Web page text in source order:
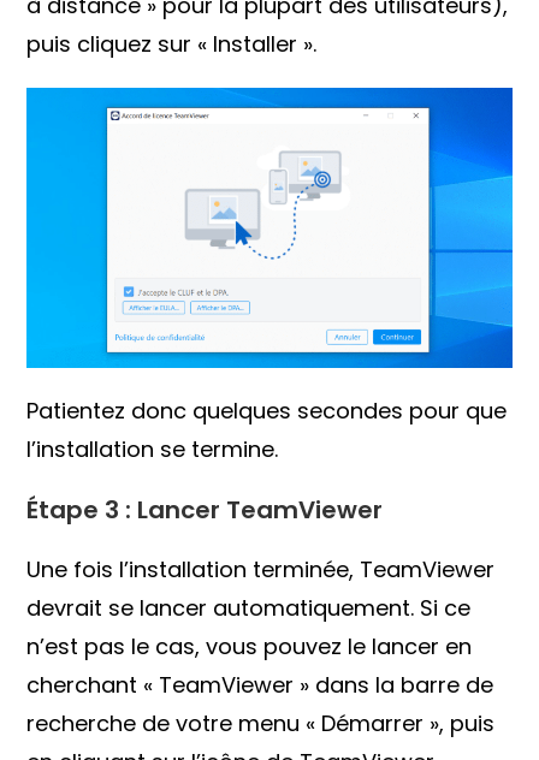
puis cliquez sur « Installer ».
Patientez donc quelques secondes pour que
l’installation se termine.
Étape 3 : Lancer TeamViewer
Une fois l’installation terminée, TeamViewer
devrait se lancer automatiquement. Si ce
n’est pas le cas, vous pouvez le lancer en
cherchant « TeamViewer » dans la barre de
recherche de votre menu « Démarrer », puis